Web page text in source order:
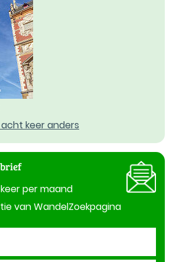
keer anders
per maand
van WandelZoekpagina